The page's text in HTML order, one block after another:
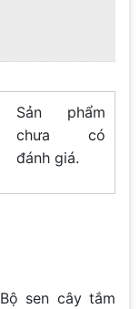
Sản phẩm
chưa có
đánh giá.
sen cây tắm